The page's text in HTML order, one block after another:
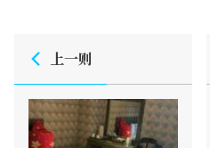
上一则